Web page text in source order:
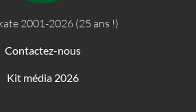
2001-2026 (25 ans !)
Contactez-nous
Kit média 2026